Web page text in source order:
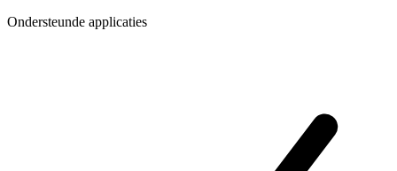
Ondersteunde applicaties